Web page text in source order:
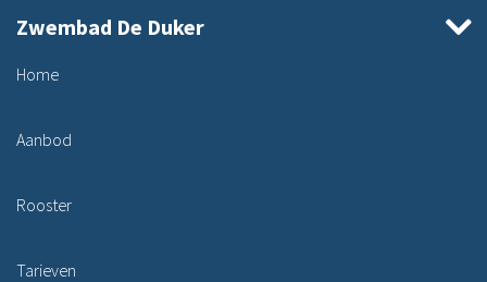
Zwembad De Duker
Home
Aanbod
Rooster
Tarieven